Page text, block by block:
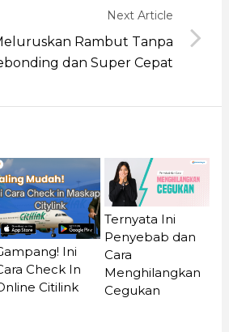
Next Article
Rambut Tanpa
dan Super Cepat
Ini
Check In
Citilink
Ternyata Ini
Penyebab dan
Cara
Menghilangkan
Cegukan